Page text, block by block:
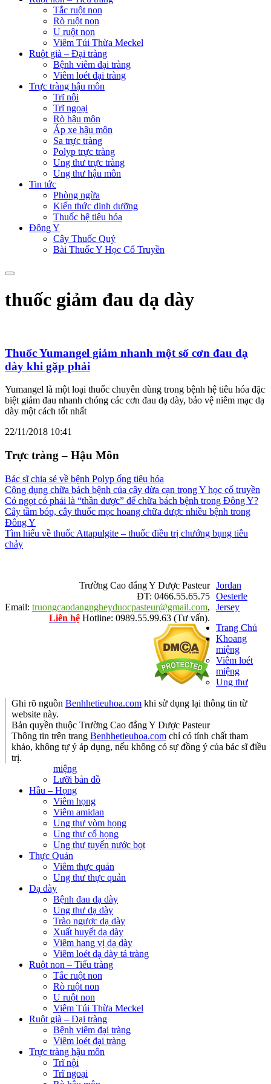
Tắc ruột non
Rò ruột non
U ruột non
Viêm Túi Thừa Meckel
Ruột già – Đại tràng
Bệnh viêm đại tràng
Viêm loét đại tràng
Trực tràng hậu môn
Trĩ nội
Trĩ ngoại
Rò hậu môn
Áp xe hậu môn
Sa trực tràng
Polyp trực tràng
Ung thư trực tràng
Ung thư hậu môn
Tin tức
Phòng ngừa
Kiến thức dinh dưỡng
Thuốc hệ tiêu hóa
Đông Y
Cây Thuốc Quý
Bài Thuốc Y Học Cổ Truyền
thuốc giảm đau dạ dày
Thuốc Yumangel giảm nhanh một số cơn đau dạ
dày khi gặp phải
Yumangel là một loại thuốc chuyên dùng trong bệnh hệ tiêu hóa đặc
biệt giảm đau nhanh chóng các cơn đau dạ dày, bảo vệ niêm mạc dạ
dày một cách tốt nhất
22/11/2018 10:41
Trực tràng – Hậu Môn
Bác sĩ chia sẻ về bệnh Polyp ống tiêu hóa
Công dụng chữa bách bệnh của cây dừa cạn trong Y học cổ truyền
Cỏ ngọt có phải là “thần dược” để chữa bách bệnh trong Đông Y?
Cây tầm bóp, cây thuốc mọc hoang chữa được nhiều bệnh trong
Đông Y
Tìm hiểu về thuốc Attapulgite – thuốc điều trị chướng bụng tiêu
chảy
Trường Cao đẳng Y Dược Pasteur
ĐT: 0466.55.65.75
Email: truongcaodangngheyduocpasteur@gmail.com,
Liên hệ Hotline: 0989.55.99.63 (Tư vấn).
Ghi rõ nguồn Benhhetieuhoa.com khi sử dụng lại thông tin từ
website này.
Bản quyền thuộc Trường Cao đẳng Y Dược Pasteur
Thông tin trên trang Benhhetieuhoa.com chỉ có tính chất tham
khảo, không tự ý áp dụng, nếu không có sự đồng ý của bác sĩ điều
trị.
Jordan
Oesterle
Jersey
Trang Chủ
Khoang
miệng
Viêm loét
miệng
Ung thư
miệng
Lưỡi bản đồ
Hầu – Họng
Viêm họng
Viêm amidan
Ung thư vòm họng
Ung thư cổ họng
Ung thư tuyến nước bọt
Thực Quản
Viêm thực quản
Ung thư thực quản
Dạ dày
Bệnh đau dạ dày
Ung thư dạ dày
Trào ngược dạ dày
Xuất huyết dạ dày
Viêm hang vị dạ dày
Viêm loét dạ dày tá tràng
Ruột non – Tiểu tràng
Tắc ruột non
Rò ruột non
U ruột non
Viêm Túi Thừa Meckel
Ruột già – Đại tràng
Bệnh viêm đại tràng
Viêm loét đại tràng
Trực tràng hậu môn
Trĩ nội
Trĩ ngoại